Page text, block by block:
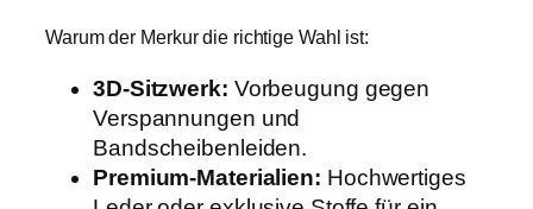
Warum der Merkur die richtige Wahl ist:
3D-Sitzwerk: Vorbeugung gegen
Verspannungen und
Bandscheibenleiden.
Premium-Materialien: Hochwertiges